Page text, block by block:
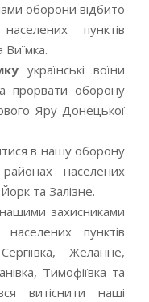
оборони відбито
пунктів
Виїмка.
українські воїни
прорвати оборону
Яру Донецької
в нашу оборону
населених
та Залізне.
нашими захисниками
пунктів
Желанне,
Тимофіївка та
витіснити наші